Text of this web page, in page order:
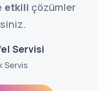
etkili çözümler
Servisi
Servis